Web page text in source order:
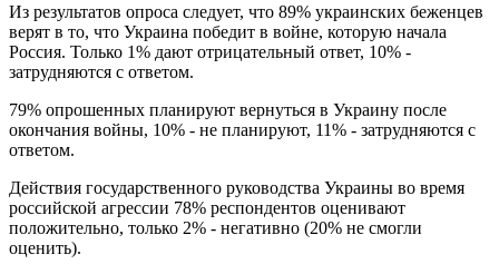
Из результатов опроса следует, что 89% украинских беженцев
верят в то, что Украина победит в войне, которую начала
Россия. Только 1% дают отрицательный ответ, 10% -
затрудняются с ответом.
79% опрошенных планируют вернуться в Украину после
окончания войны, 10% - не планируют, 11% - затрудняются с
ответом.
Действия государственного руководства Украины во время
российской агрессии 78% респондентов оценивают
положительно, только 2% - негативно (20% не смогли
оценить).